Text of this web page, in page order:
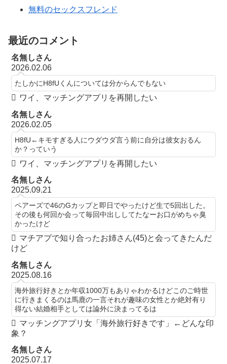
無料のセックスフレンド
最近のコメント
名無しさん
2026.02.06
たしかにH8fUくんについては分からんでもない
ワイ、マッチングアプリを再開したい
名無しさん
2026.02.05
H8fU←キモすぎる人にウダウダ言う前に自分は彼女おるん
か？っていう
ワイ、マッチングアプリを再開したい
名無しさん
2025.09.21
ペアーズで46のGカップと即日でやったけど生で5回出した。
その後も何回か会って毎回中出ししてたなーお口がめちゃ臭
かったけど
マチアプで知り合ったお姉さん(45)と会ってきたんだ
けど
名無しさん
2025.08.16
海外旅行好きとか年収1000万もありゃわかるけどこのご時世
に行きまくるのは馬鹿の一言それが趣味の女性とか絶対有り
得ない結婚相手としては論外に決まってるは
マッチングアプリ女「海外旅行好きです」←どんな印
象？
名無しさん
2025.07.17